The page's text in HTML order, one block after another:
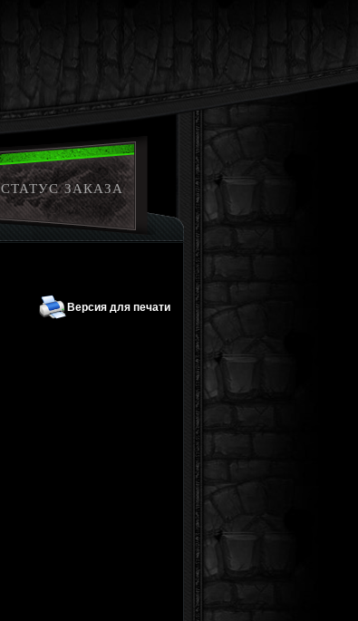
СТАТУС ЗАКАЗА
Версия для печати